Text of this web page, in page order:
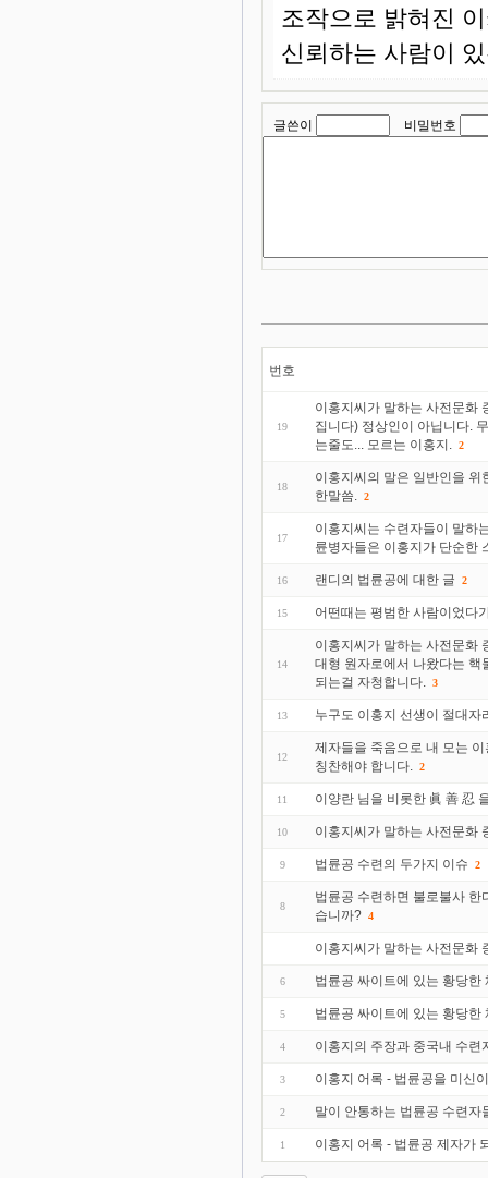
조작으로 밝혀진
신뢰하는 사람이
글쓴이 비밀번호
번호
19
이홍지씨가 말하는 사전문화
집니다) 정상인이 아닙니다.
는줄도... 모르는 이홍지.
2
18
이홍지씨의 말은 일반인을
한말씀.
2
17
이홍지씨는 수련자들이 말하
륜병자들은 이홍지가 단순한
16 랜디의 법륜공에 대한 글 2
15 어떤때는 평범한 사람이었다
14
이홍지씨가 말하는 사전문화
대형 원자로에서 나왔다는 핵
되는걸 자청합니다.
3
13 누구도 이홍지 선생이 절대
12
제자들을 죽음으로 내 모는
칭찬해야 합니다.
2
11 이양란 님을 비롯한 眞 善 忍
10 이홍지씨가 말하는 사전문화
9 법륜공 수련의 두가지 이슈 2
8
법륜공 수련하면 불로불사
습니까? 4
이홍지씨가 말하는 사전문화
6 법륜공 싸이트에 있는 황당한
5 법륜공 싸이트에 있는 황당한
4 이홍지의 주장과 중국내 수
3 이홍지 어록 - 법륜공을 미신
2 말이 안통하는 법륜공 수련자
1 이홍지 어록 - 법륜공 제자가